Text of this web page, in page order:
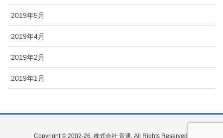
2019年5月
2019年4月
2019年2月
2019年1月
Copyright © 2002-26, 株式会社 音通, All Rights Reserved.